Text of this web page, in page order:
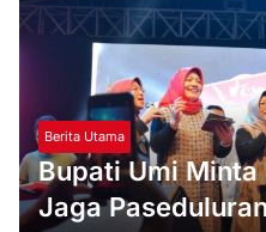
Berita Utama
Bupati Umi
Jaga Paseduluran